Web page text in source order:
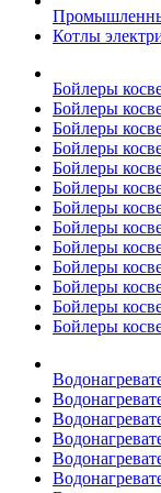
Котлы
Бойлеры
Бойлеры
Бойлеры
Бойлеры
Бойлеры
Бойлеры
Бойлеры
Бойлеры
Бойлеры
Бойлеры
Бойлеры
Бойлеры
Бойлеры